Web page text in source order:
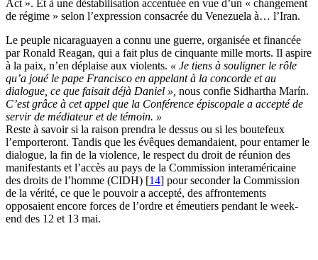
Act ». Et à une déstabilisation accentuée en vue d’un « changement
de régime » selon l’expression consacrée du Venezuela à… l’Iran.
Le peuple nicaraguayen a connu une guerre, organisée et financée
par Ronald Reagan, qui a fait plus de cinquante mille morts. Il aspire
à la paix, n’en déplaise aux violents. « Je tiens à souligner le rôle
qu’a joué le pape Francisco en appelant à la concorde et au
dialogue, ce que faisait déjà Daniel », nous confie Sidhartha Marín.
C’est grâce à cet appel que la Conférence épiscopale a accepté de
servir de médiateur et de témoin. »
Reste à savoir si la raison prendra le dessus ou si les boutefeux
l’emporteront. Tandis que les évêques demandaient, pour entamer le
dialogue, la fin de la violence, le respect du droit de réunion des
manifestants et l’accès au pays de la Commission interaméricaine
des droits de l’homme (CIDH) [14] pour seconder la Commission
de la vérité, ce que le pouvoir a accepté, des affrontements
opposaient encore forces de l’ordre et émeutiers pendant le week-
end des 12 et 13 mai.